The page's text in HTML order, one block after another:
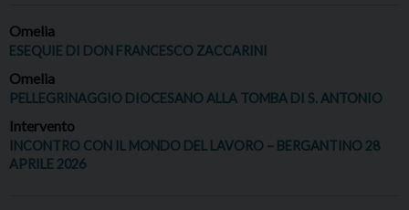
Omelia
ESEQUIE DI DON FRANCESCO ZACCARINI
Omelia
PELLEGRINAGGIO DIOCESANO ALLA TOMBA DI S. ANTONIO
Intervento
INCONTRO CON IL MONDO DEL LAVORO – BERGANTINO 28
APRILE 2026